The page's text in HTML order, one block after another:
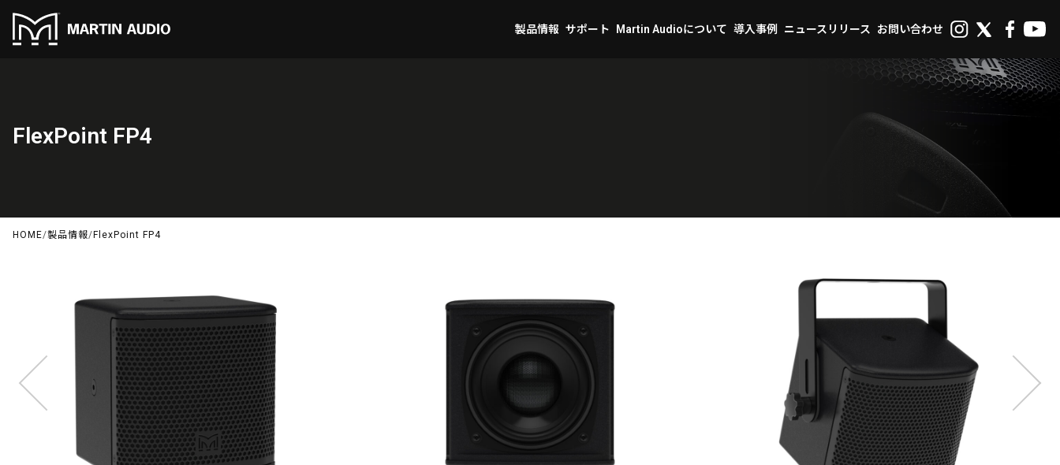
製品情報 サポート Martin Audioについて 導入事例 ニュースリリース お問い合わせ
FlexPoint FP4
HOME/製品情報/ FlexPoint FP4